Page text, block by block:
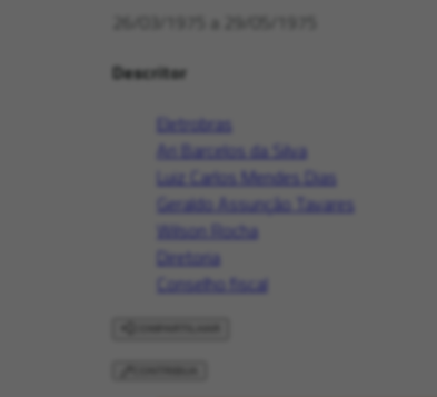
26/03/1975 a 29/05/1975
Descritor
Eletrobras
Ari Barcelos da Silva
Luiz Carlos Mendes Dias
Geraldo Assunção Tavares
Wilson Rocha
Diretoria
Conselho fiscal